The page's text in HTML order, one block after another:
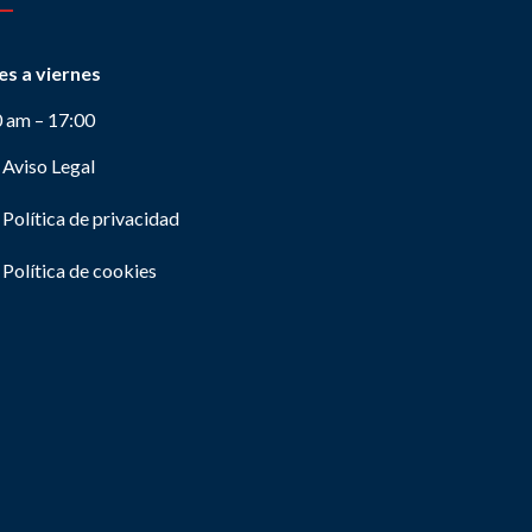
a viernes
am – 17:00
Aviso Legal
Política de privacidad
Política de cookies